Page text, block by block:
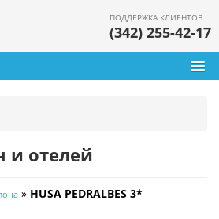
ПОДДЕРЖКА КЛИЕНТОВ
(342) 255-42-17
и отелей
» HUSA PEDRALBES 3*